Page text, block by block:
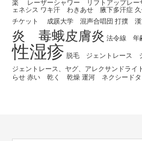
楽
レーザーシャワー リフトアップレ
ェネシス ワキ汗 わきあせ 腋下多汗症
チケット
成蹊大学 混声合唱団 打撲 漢
炎 毒蛾皮膚炎 法令線 年
性湿疹 脱毛 ジェントレース
ジェントレース、ヤグ、アレクサンドライ
らせ 赤い 乾く 乾燥 運河 ネクシードタ